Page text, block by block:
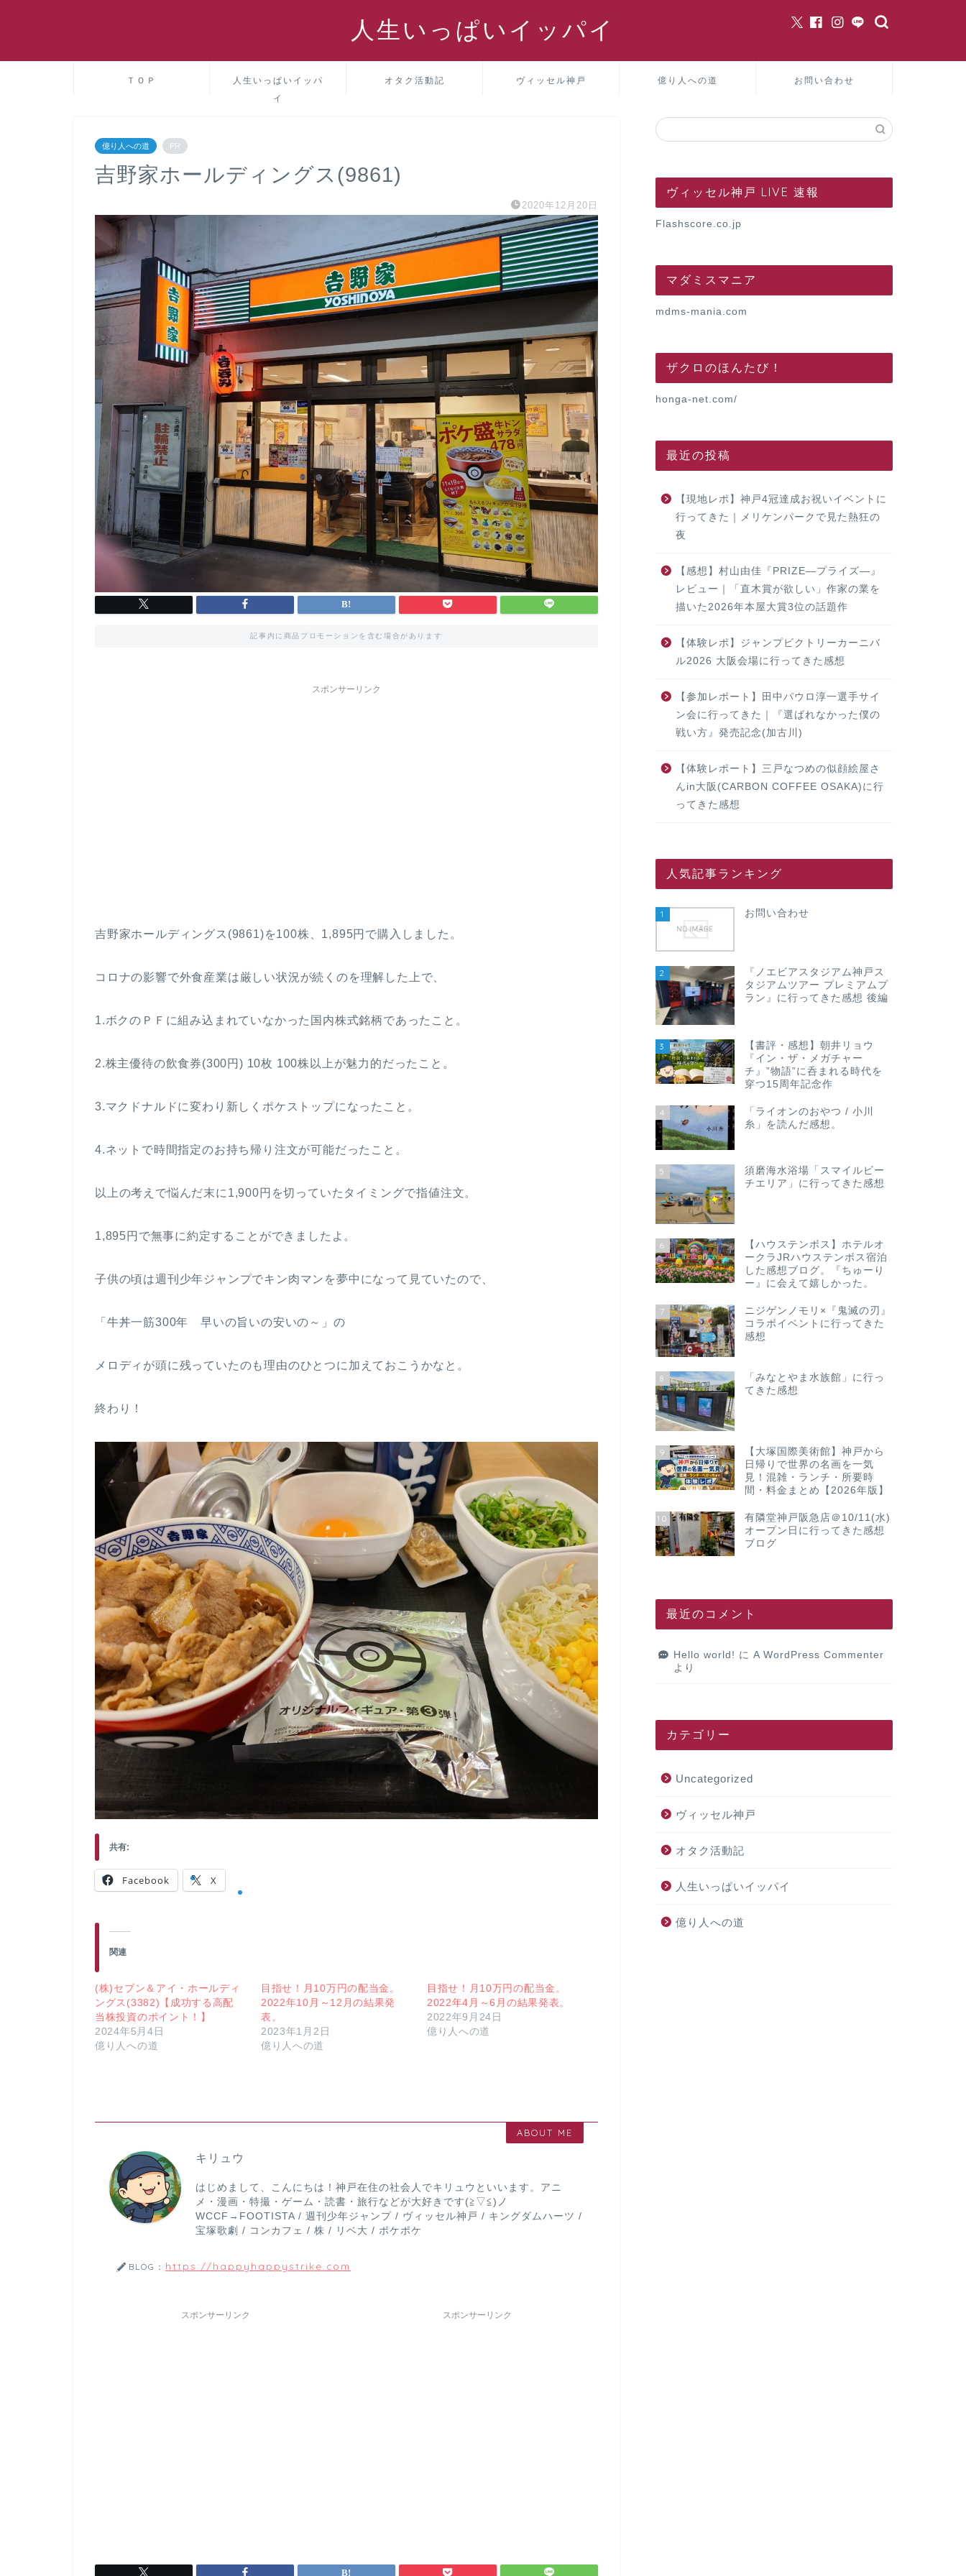
人生いっぱいイッパイ
ＴＯＰ
人生いっぱいイッパ
イ
オタク活動記 ヴィッセル神戸 億り人への道 お問い合わせ
億り人への道 PR
吉野家ホールディングス(9861)
2020年12月20日
記事内に商品プロモーションを含む場合があります
スポンサーリンク
吉野家ホールディングス(9861)を100株、1,895円で購入しました。
コロナの影響で外食産業は厳しい状況が続くのを理解した上で、
1.ボクのＰＦに組み込まれていなかった国内株式銘柄であったこと。
2.株主優待の飲食券(300円) 10枚 100株以上が魅力的だったこと。
3.マクドナルドに変わり新しくポケストップになったこと。
4.ネットで時間指定のお持ち帰り注文が可能だったこと。
以上の考えで悩んだ末に1,900円を切っていたタイミングで指値注文。
1,895円で無事に約定することができましたよ。
子供の頃は週刊少年ジャンプでキン肉マンを夢中になって見ていたので、
「牛丼一筋300年 早いの旨いの安いの～」の
メロディが頭に残っていたのも理由のひとつに加えておこうかなと。
終わり！
共有:
Facebook X
関連
(株)セブン＆アイ・ホールディ
ングス(3382)【成功する高配
当株投資のポイント！】
2024年5月4日
億り人への道
目指せ！月10万円の配当金。
2022年10月～12月の結果発
表。
2023年1月2日
億り人への道
目指せ！月10万円の配当金。
2022年4月～6月の結果発表。
2022年9月24日
億り人への道
ABOUT ME
キリュウ
はじめまして、こんにちは！神戸在住の社会人でキリュウといいます。アニ
メ・漫画・特撮・ゲーム・読書・旅行などが大好きです(≧▽≦)ノ
WCCF→FOOTISTA / 週刊少年ジャンプ / ヴィッセル神戸 / キングダムハーツ /
宝塚歌劇 / コンカフェ / 株 / リベ大 / ポケポケ
BLOG： https://happyhappystrike.com
スポンサーリンク スポンサーリンク
ヴィッセル神戸 LIVE 速報
Flashscore.co.jp
マダミスマニア
mdms-mania.com
ザクロのほんたび！
honga-net.com/
最近の投稿
【現地レポ】神戸4冠達成お祝いイベントに
行ってきた｜メリケンパークで見た熱狂の
夜
【感想】村山由佳『PRIZE―プライズ―』
レビュー｜「直木賞が欲しい」作家の業を
描いた2026年本屋大賞3位の話題作
【体験レポ】ジャンプビクトリーカーニバ
ル2026 大阪会場に行ってきた感想
【参加レポート】田中パウロ淳一選手サイ
ン会に行ってきた｜『選ばれなかった僕の
戦い方』発売記念(加古川)
【体験レポート】三戸なつめの似顔絵屋さ
んin大阪(CARBON COFFEE OSAKA)に行
ってきた感想
人気記事ランキング
1 お問い合わせ
2
『ノエビアスタジアム神戸ス
タジアムツアー プレミアムプ
ラン』に行ってきた感想 後編
3
【書評・感想】朝井リョウ
『イン・ザ・メガチャー
チ』”物語”に呑まれる時代を
穿つ15周年記念作
4
「ライオンのおやつ / 小川
糸」を読んだ感想。
5
須磨海水浴場「スマイルビー
チエリア」に行ってきた感想
6
【ハウステンボス】ホテルオ
ークラJRハウステンボス宿泊
した感想ブログ。『ちゅーり
ー』に会えて嬉しかった。
7
ニジゲンノモリ×『鬼滅の刃』
コラボイベントに行ってきた
感想
8
「みなとやま水族館」に行っ
てきた感想
9
【大塚国際美術館】神戸から
日帰りで世界の名画を一気
見！混雑・ランチ・所要時
間・料金まとめ【2026年版】
10
有隣堂神戸阪急店＠10/11(水)
オープン日に行ってきた感想
ブログ
最近のコメント
Hello world! に A WordPress Commenter
より
カテゴリー
Uncategorized
ヴィッセル神戸
オタク活動記
人生いっぱいイッパイ
億り人への道